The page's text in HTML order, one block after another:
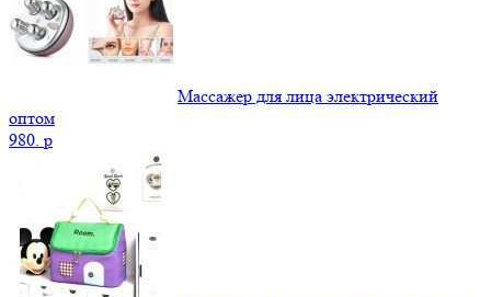
Массажер для лица электрический
оптом
980. p